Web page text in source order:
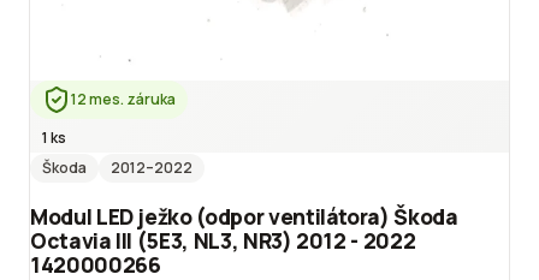
12 mes. záruka
1 ks
Škoda
2012–2022
Modul LED ježko (odpor ventilátora) Škoda
Octavia III (5E3, NL3, NR3) 2012 - 2022
1420000266